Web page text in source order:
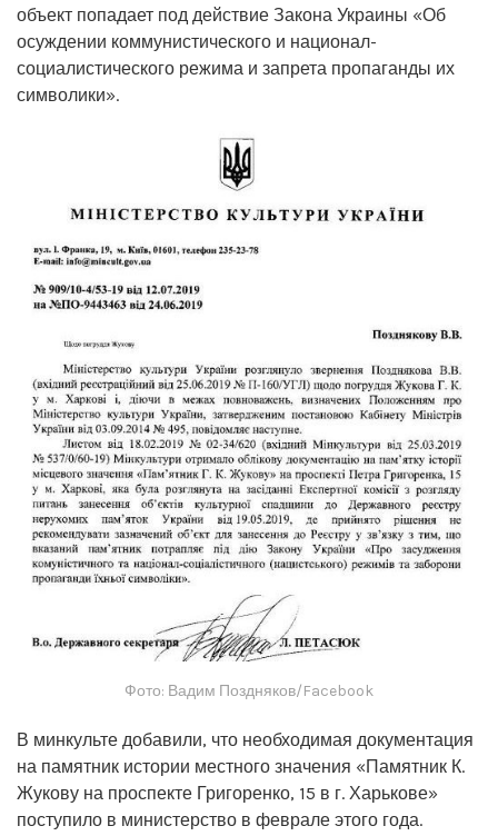
объект попадает под действие Закона Украины «Об
осуждении коммунистического и национал-
социалистического режима и запрета пропаганды их
символики».
Фото: Вадим Поздняков/Facebook
В минкульте добавили, что необходимая документация
на памятник истории местного значения «Памятник К.
Жукову на проспекте Григоренко, 15 в г. Харькове»
поступило в министерство в феврале этого года.